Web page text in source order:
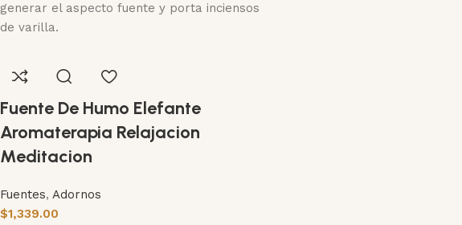
generar el aspecto fuente y porta inciensos
de varilla.
Fuente De Humo Elefante
Aromaterapia Relajacion
Meditacion
Fuentes, Adornos
$1,339.00